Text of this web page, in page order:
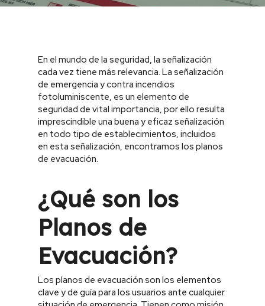
En el mundo de la seguridad, la señalización
cada vez tiene más relevancia. La señalización
de emergencia y contra incendios
fotoluminiscente, es un elemento de
seguridad de vital importancia, por ello resulta
imprescindible una buena y eficaz señalización
en todo tipo de establecimientos, incluidos
en esta señalización, encontramos los planos
de evacuación.
¿Qué son los
Planos de
Evacuación?
Los planos de evacuación son los elementos
clave y de guía para los usuarios ante cualquier